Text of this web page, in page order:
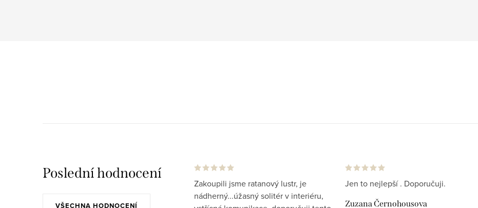
Poslední hodnocení
VŠECHNA HODNOCENÍ
Zakoupili jsme ratanový lustr, je
nádherný...úžasný solitér v interiéru,
Jen to nejlepší . Doporučuji.
Zuzana Černohousova